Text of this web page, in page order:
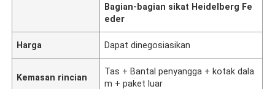
Bagian-bagian sikat Heidelberg Fe
eder
Harga Dapat dinegosiasikan
Kemasan rincian
Tas + Bantal penyangga + kotak dala
m + paket luar